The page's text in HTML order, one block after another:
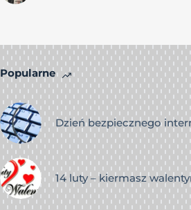
Popularne
Dzień bezpiecznego
14 luty – kiermasz